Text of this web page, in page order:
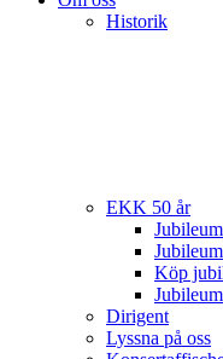
Historik
EKK 50 år
Köp
Dirigent
Lyssna på oss